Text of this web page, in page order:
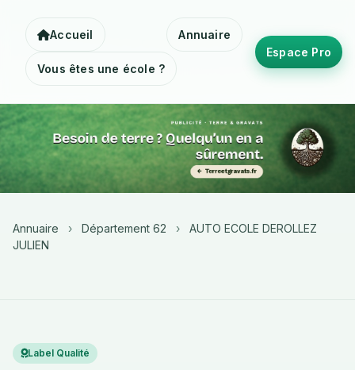
Accueil Annuaire
Vous êtes une école ?
Espace Pro
Annuaire › Département 62 ›
AUTO ECOLE DEROLLEZ
JULIEN
Label Qualité